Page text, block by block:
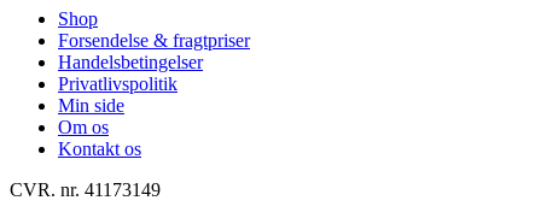
Shop
Forsendelse & fragtpriser
Handelsbetingelser
Privatlivspolitik
Min side
Om os
Kontakt os
CVR. nr. 41173149